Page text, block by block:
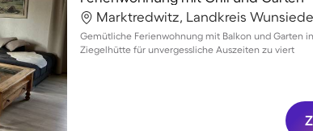
Gemütliche Ferienwohnung mit Balkon und Garten
Ziegelhütte für unvergessliche Auszeiten zu viert